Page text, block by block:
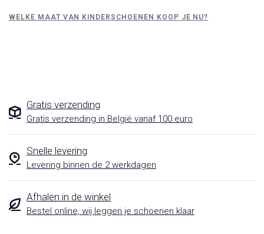
WELKE MAAT VAN KINDERSCHOENEN KOOP JE NU?
Gratis verzending
Gratis verzending in België vanaf 100 euro
Snelle levering
Levering binnen de 2 werkdagen
Afhalen in de winkel
Bestel online, wij leggen je schoenen klaar